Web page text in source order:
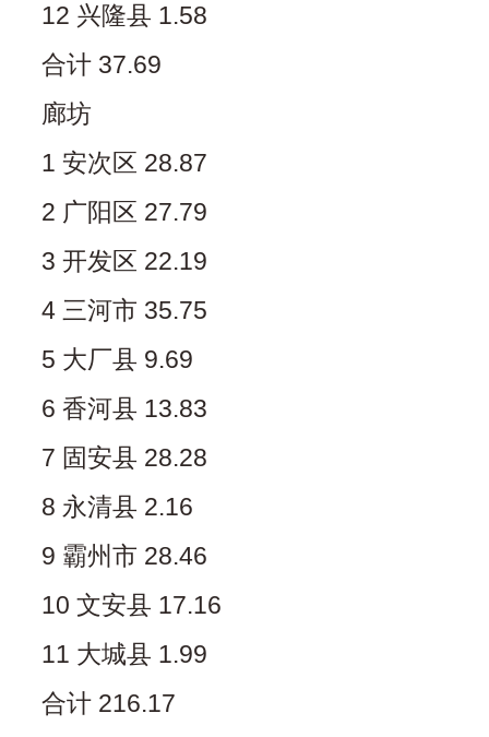
12 兴隆县 1.58
合计 37.69
廊坊
1 安次区 28.87
2 广阳区 27.79
3 开发区 22.19
4 三河市 35.75
5 大厂县 9.69
6 香河县 13.83
7 固安县 28.28
8 永清县 2.16
9 霸州市 28.46
10 文安县 17.16
11 大城县 1.99
合计 216.17